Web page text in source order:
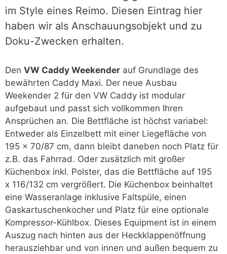
im Style eines Reimo. Diesen Eintrag hier
haben wir als Anschauungsobjekt und zu
Doku-Zwecken erhalten.
Den VW Caddy Weekender auf Grundlage des
bewährten Caddy Maxi. Der neue Ausbau
Weekender 2 für den VW Caddy ist modular
aufgebaut und passt sich vollkommen Ihren
Ansprüchen an. Die Bettfläche ist höchst variabel:
Entweder als Einzelbett mit einer Liegefläche von
195 x 70/87 cm, dann bleibt daneben noch Platz für
z.B. das Fahrrad. Oder zusätzlich mit großer
Küchenbox inkl. Polster, das die Bettfläche auf 195
x 116/132 cm vergrößert. Die Küchenbox beinhaltet
eine Wasseranlage inklusive Faltspüle, einen
Gaskartuschenkocher und Platz für eine optionale
Kompressor-Kühlbox. Dieses Equipment ist in einem
Auszug nach hinten aus der Heckklappenöffnung
herausziehbar und von innen und außen bequem zu